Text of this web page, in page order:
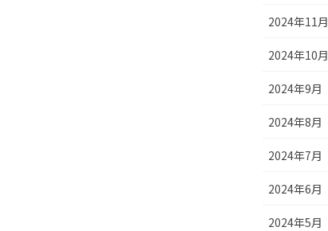
2024年11月
2024年10月
2024年9月
2024年8月
2024年7月
2024年6月
2024年5月